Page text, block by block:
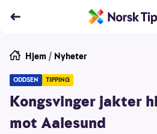
Hjem / Nyheter
ODDSEN TIPPING
Kongsvinger jakter
mot Aalesund